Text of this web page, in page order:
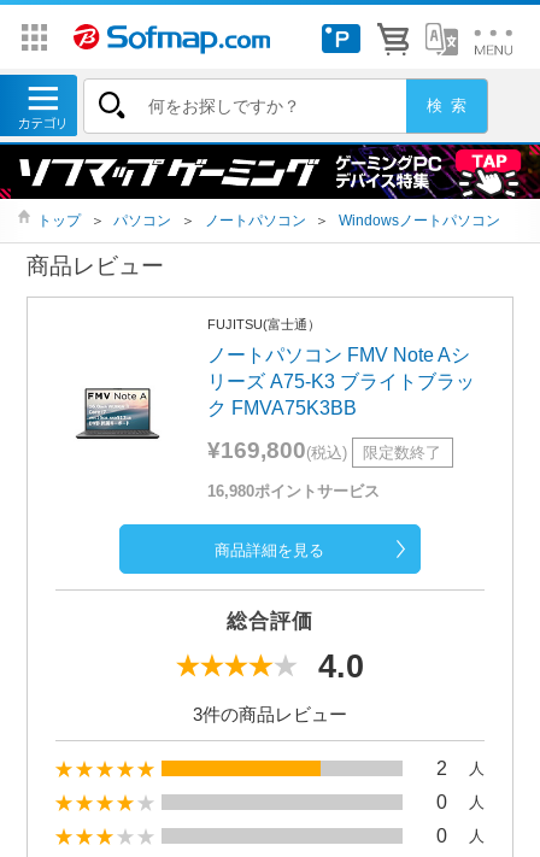
トップ ＞ パソコン ＞ ノートパソコン ＞ Windowsノートパソコン
商品レビュー
FUJITSU(富士通）
ノートパソコン FMV Note Aシ
リーズ A75-K3 ブライトブラッ
ク FMVA75K3BB
¥169,800(税込) 限定数終了
16,980ポイントサービス
商品詳細を見る
総合評価
4.0
3件の商品レビュー
2 人
0 人
0 人